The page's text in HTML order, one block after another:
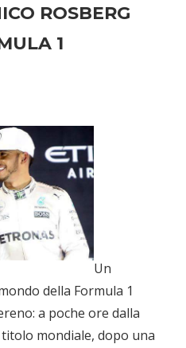
ROSBERG
1
Un
della Formula 1
a poche ore dalla
mondiale, dopo una